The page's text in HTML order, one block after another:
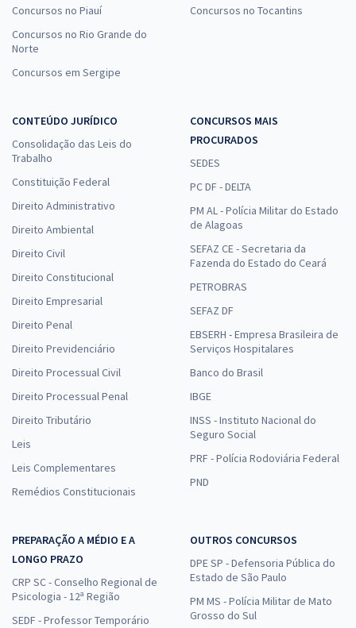
Concursos no Piauí
Concursos no Rio Grande do
Norte
Concursos em Sergipe
Concursos no Tocantins
CONTEÚDO JURÍDICO
Consolidação das Leis do
Trabalho
Constituição Federal
Direito Administrativo
Direito Ambiental
Direito Civil
Direito Constitucional
Direito Empresarial
Direito Penal
Direito Previdenciário
Direito Processual Civil
Direito Processual Penal
Direito Tributário
Leis
Leis Complementares
Remédios Constitucionais
CONCURSOS MAIS
PROCURADOS
SEDES
PC DF - DELTA
PM AL - Polícia Militar do Estado
de Alagoas
SEFAZ CE - Secretaria da
Fazenda do Estado do Ceará
PETROBRAS
SEFAZ DF
EBSERH - Empresa Brasileira de
Serviços Hospitalares
Banco do Brasil
IBGE
INSS - Instituto Nacional do
Seguro Social
PRF - Polícia Rodoviária Federal
PND
PREPARAÇÃO A MÉDIO E A
LONGO PRAZO
CRP SC - Conselho Regional de
Psicologia - 12ª Região
SEDF - Professor Temporário
OUTROS CONCURSOS
DPE SP - Defensoria Pública do
Estado de São Paulo
PM MS - Polícia Militar de Mato
Grosso do Sul